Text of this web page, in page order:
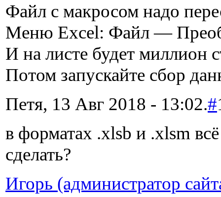
Файл с макросом надо
Меню Excel: Файл —
И на листе будет миллион
Потом запускайте сбор
Петя, 13 Авг 2018 - 13:02.#
в форматах .xlsb и .xlsm
сделать?
Игорь (администратор